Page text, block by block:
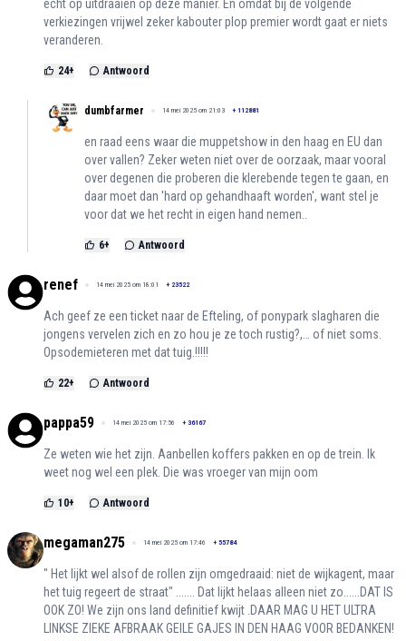
echt op uitdraaien op deze manier. En omdat bij de volgende
verkiezingen vrijwel zeker kabouter plop premier wordt gaat er niets
veranderen.
24+ Antwoord
dumbfarmer 14 mei 2025 om 21:03 + 112881
en raad eens waar die muppetshow in den haag en EU dan
over vallen? Zeker weten niet over de oorzaak, maar vooral
over degenen die proberen die klerebende tegen te gaan, en
daar moet dan 'hard op gehandhaaft worden', want stel je
voor dat we het recht in eigen hand nemen..
6+ Antwoord
renef 14 mei 2025 om 18:01 + 23522
Ach geef ze een ticket naar de Efteling, of ponypark slagharen die
jongens vervelen zich en zo hou je ze toch rustig?,… of niet soms.
Opsodemieteren met dat tuig.!!!!!
22+ Antwoord
pappa59 14 mei 2025 om 17:56 + 36167
Ze weten wie het zijn. Aanbellen koffers pakken en op de trein. Ik
weet nog wel een plek. Die was vroeger van mijn oom
10+ Antwoord
megaman275 14 mei 2025 om 17:46 + 55784
" Het lijkt wel alsof de rollen zijn omgedraaid: niet de wijkagent, maar
het tuig regeert de straat" ....... Dat lijkt helaas alleen niet zo......DAT IS
OOK ZO! We zijn ons land definitief kwijt .DAAR MAG U HET ULTRA
LINKSE ZIEKE AFBRAAK GEILE GAJES IN DEN HAAG VOOR BEDANKEN!